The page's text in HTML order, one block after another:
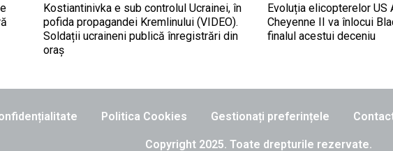
Kostiantinivka e sub controlul Ucrainei, în
pofida propagandei Kremlinului (VIDEO).
Soldații ucraineni publică înregistrări din
oraș
Evoluția elicopterelor US
Cheyenne II va înlocui
finalul acestui deceniu
Politica Cookies Gestionați preferințele
Copyright 2025. Toate drepturile rezervate.